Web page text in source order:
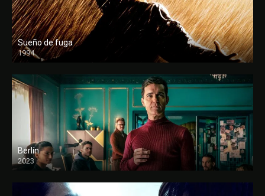
Sueño de fuga
1994
FULL HD
Berlín
2023